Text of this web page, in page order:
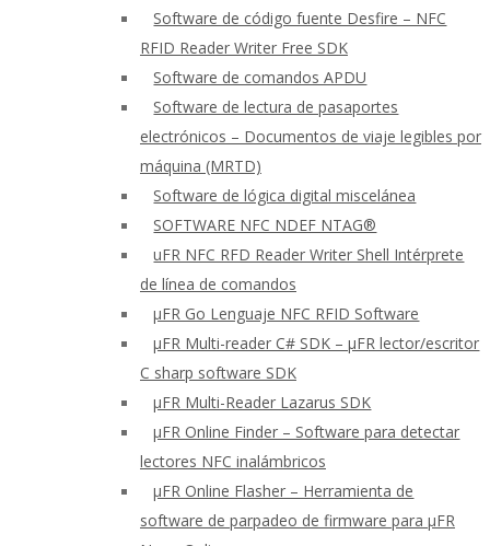
Software de código fuente Desfire – NFC
RFID Reader Writer Free SDK
Software de comandos APDU
Software de lectura de pasaportes
electrónicos – Documentos de viaje legibles por
máquina (MRTD)
Software de lógica digital miscelánea
SOFTWARE NFC NDEF NTAG®
uFR NFC RFD Reader Writer Shell Intérprete
de línea de comandos
μFR Go Lenguaje NFC RFID Software
μFR Multi-reader C# SDK – μFR lector/escritor
C sharp software SDK
μFR Multi-Reader Lazarus SDK
μFR Online Finder – Software para detectar
lectores NFC inalámbricos
μFR Online Flasher – Herramienta de
software de parpadeo de firmware para μFR